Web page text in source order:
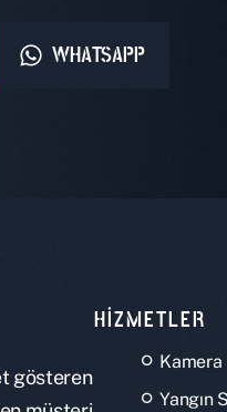
WHATSAPP
gösteren
HIZMETLER
Yangın